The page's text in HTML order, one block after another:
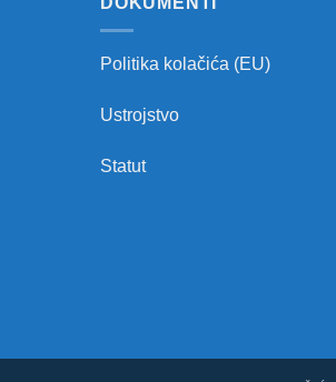
Politika kolačića (EU)
Ustrojstvo
Statut